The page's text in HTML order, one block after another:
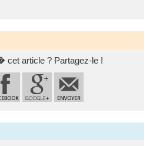
cet article ? Partagez-le !